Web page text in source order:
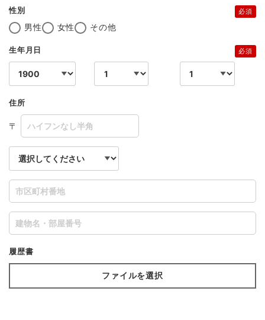
性別 必須
男性 女性 その他
生年月日 必須
住所
〒
履歴書
ファイルを選択